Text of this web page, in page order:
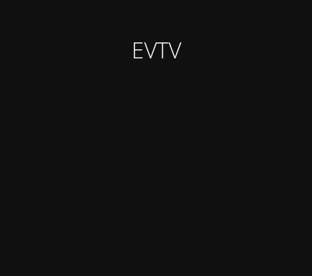
EVTV